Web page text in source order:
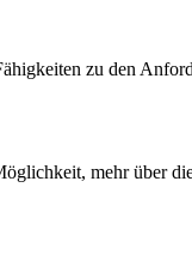
zu den
mehr über